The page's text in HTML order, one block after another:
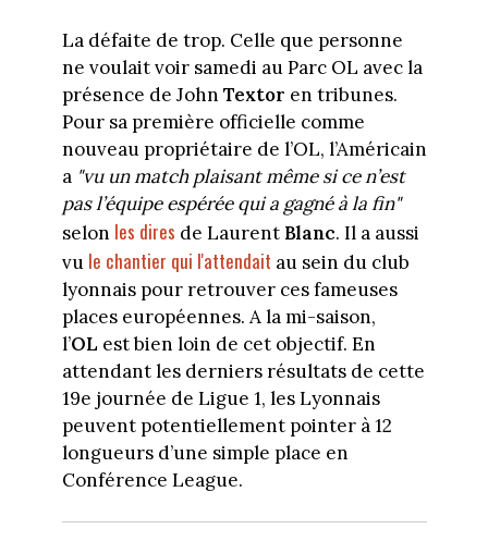
La défaite de trop. Celle que personne
ne voulait voir samedi au Parc OL avec la
présence de John Textor en tribunes.
Pour sa première officielle comme
nouveau propriétaire de l’OL, l’Américain
a "vu un match plaisant même si ce n’est
pas l’équipe espérée qui a gagné à la fin"
selon les dires de Laurent Blanc. Il a aussi
vu le chantier qui l'attendait au sein du club
lyonnais pour retrouver ces fameuses
places européennes. A la mi-saison,
l’OL est bien loin de cet objectif. En
attendant les derniers résultats de cette
19e journée de Ligue 1, les Lyonnais
peuvent potentiellement pointer à 12
longueurs d’une simple place en
Conférence League.